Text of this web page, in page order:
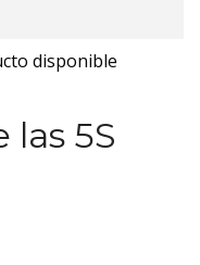
disponible
5S